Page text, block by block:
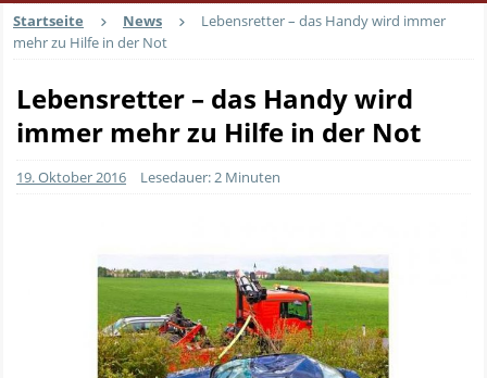
Startseite News
Lebensretter – das Handy wird immer
mehr zu Hilfe in der Not
Lebensretter – das Handy wird
immer mehr zu Hilfe in der Not
19. Oktober 2016 Lesedauer: 2 Minuten